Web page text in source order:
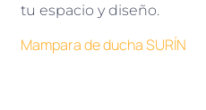
tu espacio y diseño.
Mampara de ducha SURÍN